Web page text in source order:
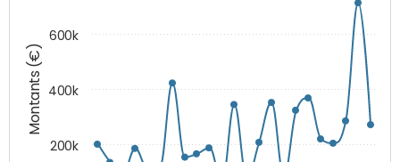
Montants (€)
200k
400k
600k